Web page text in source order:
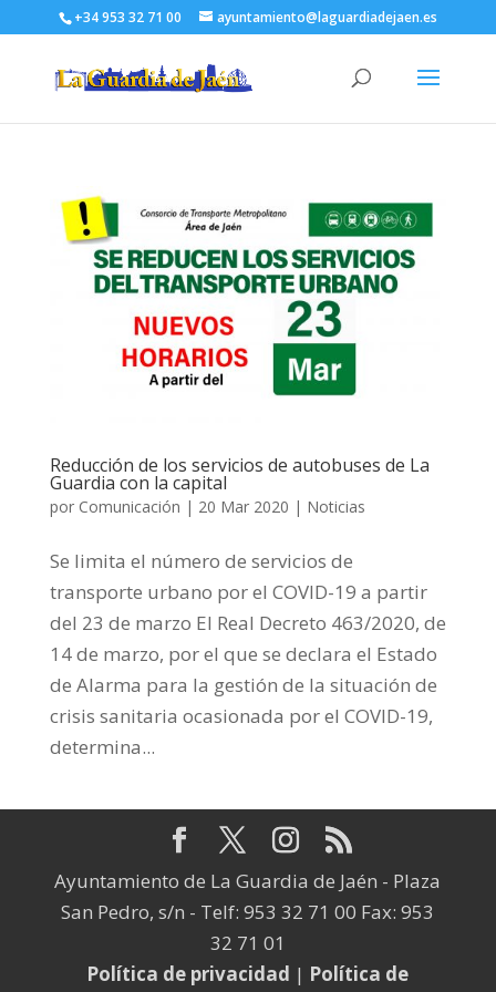
+34 953 32 71 00 ayuntamiento@laguardiadejaen.es
Reducción de los servicios de autobuses de La
Guardia con la capital
por Comunicación | 20 Mar 2020 | Noticias
Se limita el número de servicios de
transporte urbano por el COVID-19 a partir
del 23 de marzo El Real Decreto 463/2020, de
14 de marzo, por el que se declara el Estado
de Alarma para la gestión de la situación de
crisis sanitaria ocasionada por el COVID-19,
determina...
Ayuntamiento de La Guardia de Jaén - Plaza
San Pedro, s/n - Telf: 953 32 71 00 Fax: 953
32 71 01
Política de privacidad | Política de